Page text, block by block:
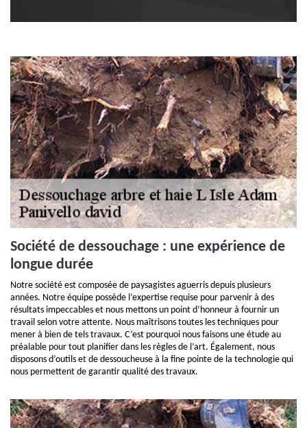
Société de dessouchage : une expérience de
longue durée
Notre société est composée de paysagistes aguerris depuis plusieurs
années. Notre équipe possède l’expertise requise pour parvenir à des
résultats impeccables et nous mettons un point d’honneur à fournir un
travail selon votre attente. Nous maîtrisons toutes les techniques pour
mener à bien de tels travaux. C’est pourquoi nous faisons une étude au
préalable pour tout planifier dans les règles de l’art. Également, nous
disposons d’outils et de dessoucheuse à la fine pointe de la technologie qui
nous permettent de garantir qualité des travaux.